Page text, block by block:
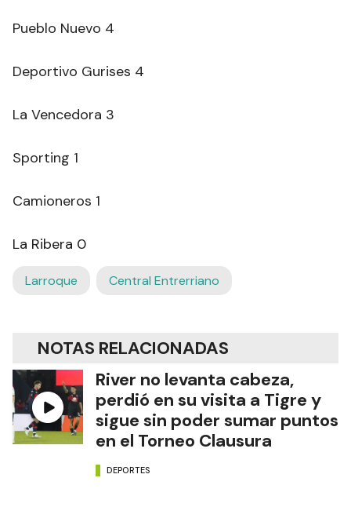
Pueblo Nuevo 4
Deportivo Gurises 4
La Vencedora 3
Sporting 1
Camioneros 1
La Ribera 0
Larroque Central Entrerriano
NOTAS RELACIONADAS
River no levanta cabeza,
perdió en su visita a Tigre y
sigue sin poder sumar puntos
en el Torneo Clausura
DEPORTES